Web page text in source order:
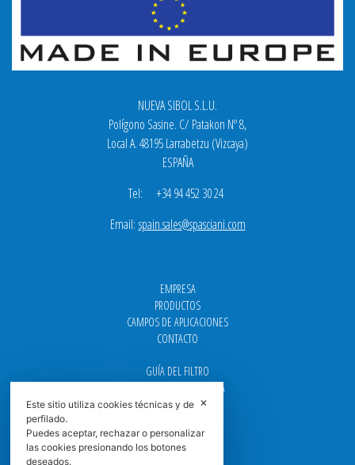
NUEVA SIBOL S.L.U.
Polígono Sasine. C/ Patakon Nº 8,
Local A. 48195 Larrabetzu (Vizcaya)
ESPAÑA
Tel: +34 94 452 30 24
Email: spain.sales@spasciani.com
EMPRESA
PRODUCTOS
CAMPOS DE APLICACIONES
CONTACTO
GUÍA DEL FILTRO
CENTROS DE ASISTENCIA
DOWNLOAD
FAQ
CARRERA
✕
Este sitio utiliza cookies técnicas y de
perfilado.
Puedes aceptar, rechazar o personalizar
las cookies presionando los botones
deseados.